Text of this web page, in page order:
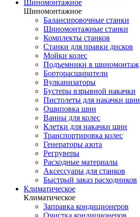
Шиномонтажное
Шиномонтажное
Балансировочные станки
Шиномонтажные станки
Комплекты станков
Станки для правки дисков
Мойки колес
Подъемники в шиномонтаж
Борторасширители
Вулканизаторы
Бустеры взрывной накачки
Пистолеты для накачки шин
Ошиповка шин
Ванны для колес
Клетки для накачки шин
Транспортировка колес
Генераторы азота
Регруверы
Расходные материалы
Аксессуары для станков
Быстрый заказ расходников
Климатическое
Климатическое
Заправка кондиционеров
Очистка кондиционеров